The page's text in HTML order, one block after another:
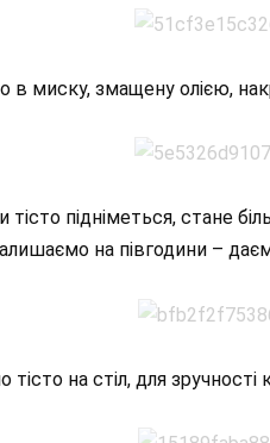
в миску, змащену олією,
тісто підніметься, стане
на півгодини –
на стіл, для